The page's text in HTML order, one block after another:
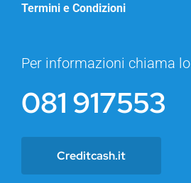
Termini e Condizioni
Per informazioni chiama lo
081 917553
Creditcash.it